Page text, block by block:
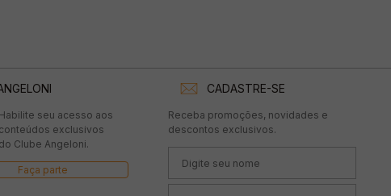
Habilite seu acesso aos
conteúdos exclusivos
do Clube Angeloni.
Faça parte
CADASTRE-SE
Receba promoções, novidades e
descontos exclusivos.